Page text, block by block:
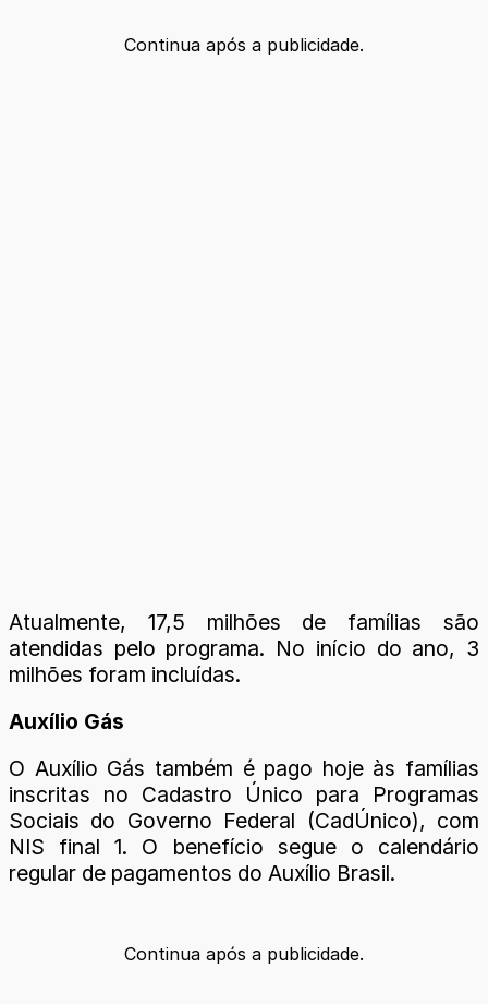
Continua após a publicidade.
Atualmente, 17,5 milhões de famílias são
atendidas pelo programa. No início do ano, 3
milhões foram incluídas.
Auxílio Gás
O Auxílio Gás também é pago hoje às famílias
inscritas no Cadastro Único para Programas
Sociais do Governo Federal (CadÚnico), com
NIS final 1. O benefício segue o calendário
regular de pagamentos do Auxílio Brasil.
Continua após a publicidade.